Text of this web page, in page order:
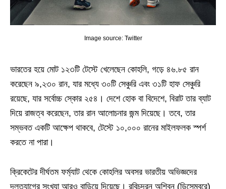
Image source: Twitter
ভারতের হয়ে মোট ১২৩টি টেস্টে খেলেছেন কোহলি, গড়ে ৪৬.৮৫ রান
করেছেন ৯,২৩০ রান, যার মধ্যে ৩০টি সেঞ্চুরি এবং ৩১টি হাফ সেঞ্চুরি
রয়েছে, যার সর্বোচ্চ স্কোর ২৫৪। দেশে হোক বা বিদেশে, বিরাট তার ব্যাট
দিয়ে রাজত্ব করেছেন, তার রান আলোচনার জন্ম দিয়েছে। তবে, তার
সম্ভবত একটি আক্ষেপ থাকবে, টেস্টে ১০,০০০ রানের মাইলফলক স্পর্শ
করতে না পারা।
ক্রিকেটের দীর্ঘতম ফর্ম্যাট থেকে কোহলির অবসর ভারতীয় অভিজ্ঞদের
দলত্যাগের সংখ্যা আরও বাড়িয়ে দিয়েছে। রবিচন্দ্রন অশ্বিন (ডিসেম্বরে)